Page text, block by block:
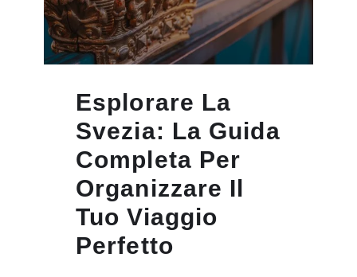
Esplorare La
Svezia: La Guida
Completa Per
Organizzare Il
Tuo Viaggio
Perfetto